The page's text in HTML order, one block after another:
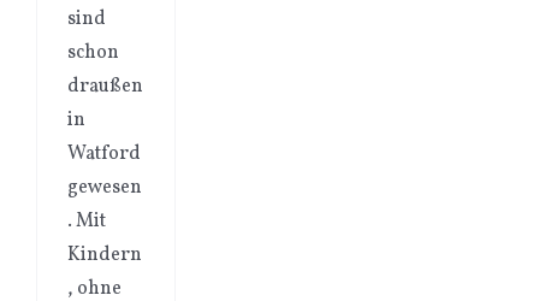
sind
schon
draußen
in
Watford
gewesen
. Mit
Kindern
, ohne